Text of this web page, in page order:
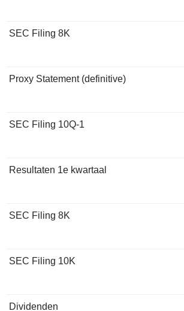
SEC Filing 8K
Proxy Statement (definitive)
SEC Filing 10Q-1
Resultaten 1e kwartaal
SEC Filing 8K
SEC Filing 10K
Dividenden